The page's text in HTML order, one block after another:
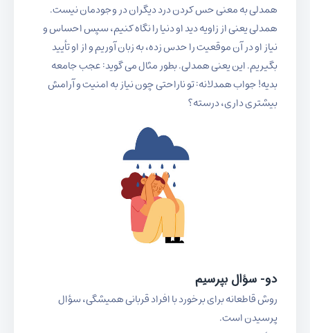
همدلی به معنی حس کردن درد دیگران در وجودمان نیست.
همدلی یعنی از زاویه دید او دنیا را نگاه کنیم، سپس احساس و
نیاز او در آن موقعیت را حدس زده، به زبان آوریم و از او تأیید
بگیریم. این یعنی همدلی. بطور مثال می گوید: عجب جامعه
بدیه! جواب همدلانه: تو ناراحتی چون نیاز به امنیت و آرامش
بیشتری داری، درسته؟
دو- سؤال بپرسیم
روش قاطعانه برای برخورد با افراد قربانی همیشگی، سؤال
پرسیدن است.